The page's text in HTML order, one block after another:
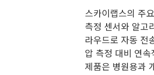
스카이랩스의 주
측정 센서와 알고
라우드로 자동 전
압 측정 대비 연
제품은 병원용과